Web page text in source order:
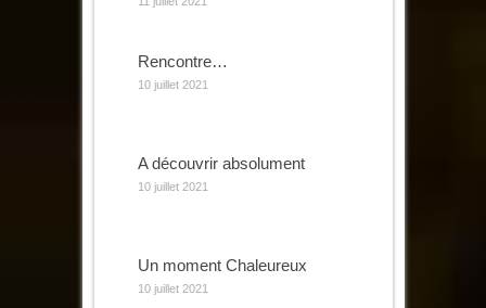
Rencontre…
10 juillet 2021
A découvrir absolument
10 juillet 2021
Un moment Chaleureux
10 juillet 2021